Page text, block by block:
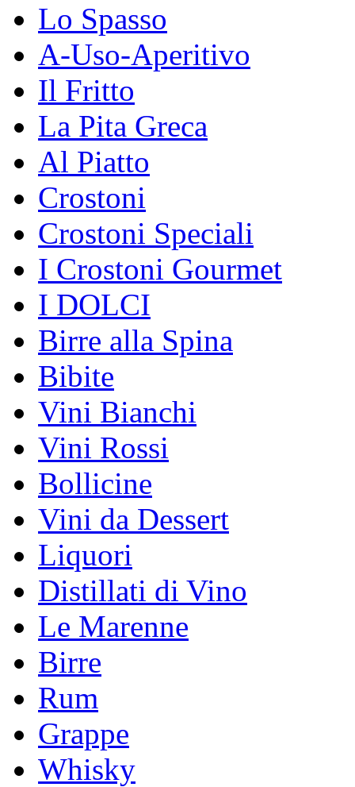
Lo Spasso
A-Uso-Aperitivo
Il Fritto
La Pita Greca
Al Piatto
Crostoni
Crostoni Speciali
I Crostoni Gourmet
I DOLCI
Birre alla Spina
Bibite
Vini Bianchi
Vini Rossi
Bollicine
Vini da Dessert
Liquori
Distillati di Vino
Le Marenne
Birre
Rum
Grappe
Whisky